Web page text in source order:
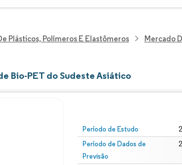
Plásticos, Polímeros E Elastômeros Mercado
Bio-PET do Sudeste Asiático
Período de Estudo
Período de Dados de
Previsão